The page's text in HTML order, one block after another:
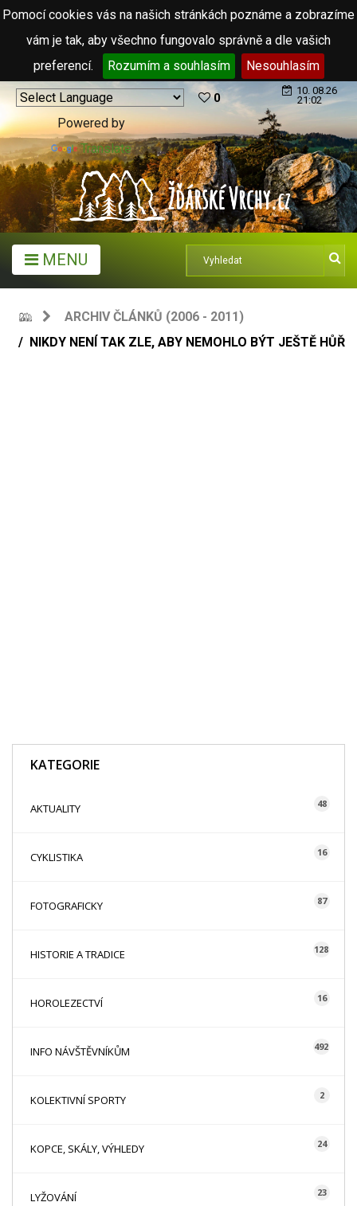
Pomocí cookies vás na našich stránkách poznáme a zobrazíme
vám je tak, aby všechno fungovalo správně a dle vašich
preferencí.
Rozumím a souhlasím Nesouhlasím
Powered by
Translate
0
10. 08.26
21:02
MENU
ARCHIV ČLÁNKŮ (2006 - 2011)
NIKDY NENÍ TAK ZLE, ABY NEMOHLO BÝT JEŠTĚ HŮŘ
KATEGORIE
AKTUALITY 48
CYKLISTIKA 16
FOTOGRAFICKY 87
HISTORIE A TRADICE 128
HOROLEZECTVÍ 16
INFO NÁVŠTĚVNÍKŮM 492
KOLEKTIVNÍ SPORTY 2
KOPCE, SKÁLY, VÝHLEDY 24
LYŽOVÁNÍ 23